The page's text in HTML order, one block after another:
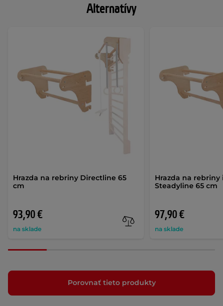
Alternatívy
Hrazda na rebriny Directline 65
cm
93,90 €
na sklade
Hrazda na rebriny
Steadyline 65 cm
97,90 €
na sklade
Porovnať tieto produkty